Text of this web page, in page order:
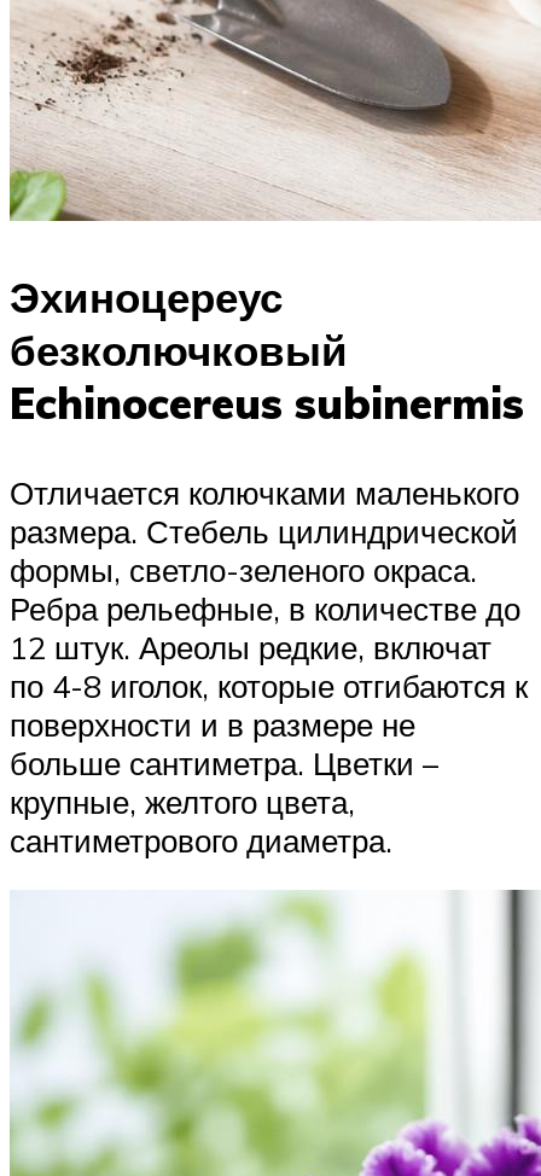
Эхиноцереус
безколючковый
Echinocereus subinermis
Отличается колючками маленького
размера. Стебель цилиндрической
формы, светло-зеленого окраса.
Ребра рельефные, в количестве до
12 штук. Ареолы редкие, включат
по 4-8 иголок, которые отгибаются к
поверхности и в размере не
больше сантиметра. Цветки –
крупные, желтого цвета,
сантиметрового диаметра.